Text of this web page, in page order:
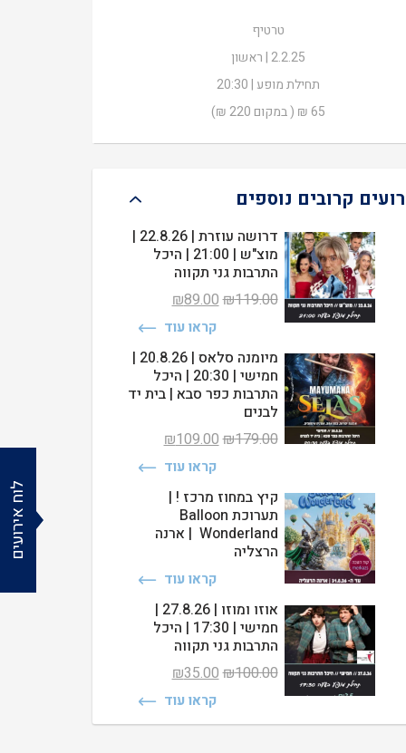
טרטיף
2.2.25 | ראשון
תחילת מופע | 20:30
65 ₪ ( במקום 220 ₪)
קרובים נוספים
דרושה עוזרת | 22.8.26 |
מוצ"ש | 21:00 | היכל
התרבות גני תקווה
₪119.00
המחיר
היה:
₪119.00.
₪89.00
הוא:
₪89.00.
קראו עוד
מיומנה סלאס | 20.8.26 |
חמישי | 20:30 | היכל
התרבות כפר סבא | בית יד
לבנים
₪179.00
המחיר
היה:
₪179.00.
₪109.00
הוא: קראו עוד
קיץ במחוז מרכז ! |
תערוכת Balloon
Wonderland | ארנה
הרצליה
קראו עוד
אוזו ומוזו | 27.8.26 |
חמישי | 17:30 | היכל
התרבות גני תקווה
₪100.00
המחיר
היה:
₪100.00.
₪35.00
הוא:
₪35.00.
קראו עוד
לוח אירועים